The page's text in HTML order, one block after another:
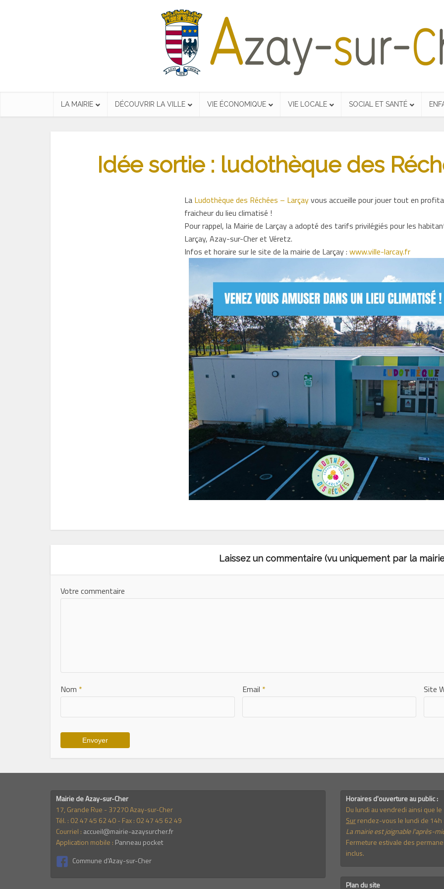
LA MAIRIE DÉCOUVRIR LA VILLE VIE ÉCONOMIQUE VIE LOCALE SOCIAL ET SANTÉ
Idée sortie : ludothèque des
La Ludothèque des Réchées – Larçayvous accueille pour jouer tout en
fraicheur du lieu climatisé !
Pour rappel, la Mairie de Larçaya adopté des tarifs privilégiés pour les
Larçay, Azay-sur-Cher et Véretz.
Infos et horaire sur le site de la mairie de Larçay : www.ville-larcay.fr
Laissez un commentaire (vu uniquement par la
Votre commentaire
Nom * Email * Site
Mairie de Azay-sur-Cher
17, Grande Rue - 37270 Azay-sur-Cher
Tél. : 02 47 45 62 40 - Fax : 02 47 45 62 49
Courriel : accueil@mairie-azaysurcher.fr
Application mobile : Panneau pocket
Commune d'Azay-sur-Cher
Horaires d'ouverture au public :
Du lundi au vendredi ainsi que
Surrendez-vous le lundi de
La mairie est joignable l'après-
Fermeture estivale des
inclus.
Plan du site